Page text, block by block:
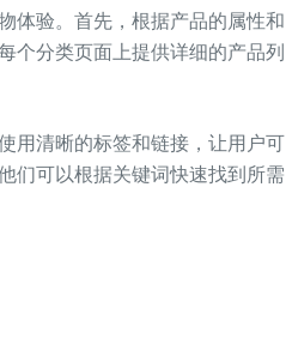
验。首先，根据产品的属性和
个分类页面上提供详细的产品列
清晰的标签和链接，让用户可
们可以根据关键词快速找到所需